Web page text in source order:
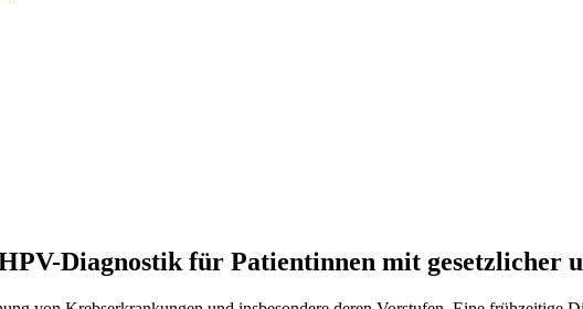
Diagnostik für Patientinnen mit gesetzlicher